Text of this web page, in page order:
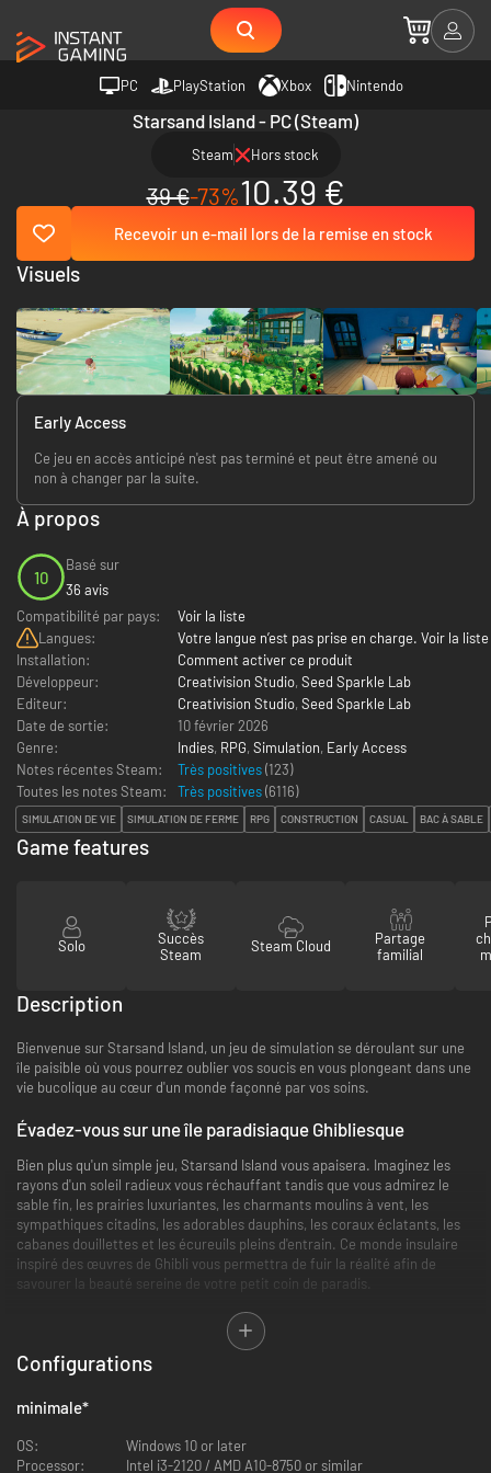
PC PlayStation Xbox Nintendo
Starsand Island - PC (Steam)
Steam Hors stock
39 €-73%10.39 €
Recevoir un e-mail lors de la remise en stock
Early Access
Ce jeu en accès anticipé n'est pas terminé et peut être amené ou
non à changer par la suite.
À propos
10
Basé sur
36 avis
Compatibilité par pays:
Voir la liste
Langues:
Votre langue n’est pas prise en charge. Voir la liste
Installation:
Comment activer ce produit
Développeur:
Creativision Studio, Seed Sparkle Lab
Editeur:
Creativision Studio, Seed Sparkle Lab
Date de sortie:
10 février 2026
Genre:
Indies, RPG, Simulation, Early Access
Notes récentes Steam:
Très positives(123)
Toutes les notes Steam:
Très positives(6116)
SIMULATION DE VIE SIMULATION DE FERME RPG CONSTRUCTION CASUAL BAC À SABLE
Visuels
Game features
Solo
Succès
Steam
Steam Cloud
Partage
familial
Description
Bienvenue sur Starsand Island, un jeu de simulation se déroulant sur une
île paisible où vous pourrez oublier vos soucis en vous plongeant dans une
vie bucolique au cœur d'un monde façonné par vos soins.
Évadez-vous sur une île paradisiaque Ghibliesque
Bien plus qu'un simple jeu, Starsand Island vous apaisera. Imaginez les
rayons d'un soleil radieux vous réchauffant tandis que vous admirez le
sable fin, les prairies luxuriantes, les charmants moulins à vent, les
sympathiques citadins, les adorables dauphins, les coraux éclatants, les
cabanes douillettes et les écureuils pleins d'entrain. Ce monde insulaire
inspiré des œuvres de Ghibli vous permettra de fuir la réalité afin de
savourer la beauté sereine de votre petit coin de paradis.
De vastes possibilités d'exploration et d'agriculture
Émerveillez-vous en recueillant les trésors de la mer, en regardant vos
plantations pousser, en pêchant dans des eaux abondantes et en
découvrant des minéraux et des plantes tropicales lors de vos aventures.
Plongez dans les profondeurs marines à la recherche de coraux colorés
et de perles cachées, au sein d'un environnement varié où chaque effort
est récompensé par un profond sentiment d'accomplissement.
Configurations
minimale*
OS:
Windows 10 or later
Processor:
Intel i3-2120 / AMD A10-8750 or similar